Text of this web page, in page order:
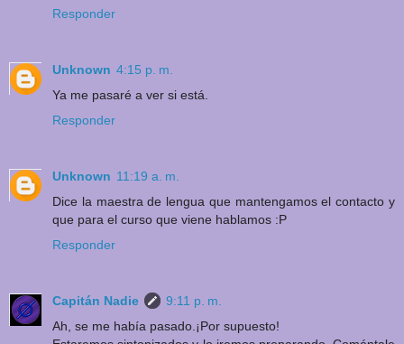
Responder
Unknown 4:15 p. m.
Ya me pasaré a ver si está.
Responder
Unknown 11:19 a. m.
Dice la maestra de lengua que mantengamos el contacto y
que para el curso que viene hablamos :P
Responder
Capitán Nadie
9:11 p. m.
Ah, se me había pasado.¡Por supuesto!